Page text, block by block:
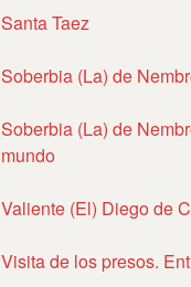
Santa Taez
Soberbia (La) de
Soberbia (La) de
mundo
Valiente (El) Diego de
Visita de los presos.